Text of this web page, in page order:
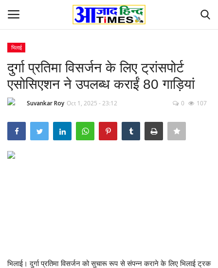
Home
Contact
देश-विदेश
सेहत
भिलाई
दुर्गा प्रतिमा विसर्जन के लिए ट्रांसपोर्ट
एसोसिएशन ने उपलब्ध कराईं 80 गाड़ियां
Suvankar Roy Oct 1, 2025 - 23:12 0 107
भिलाई। दुर्गा प्रतिमा विसर्जन को सुचारू रूप से संपन्न कराने के लिए भिलाई ट्रक